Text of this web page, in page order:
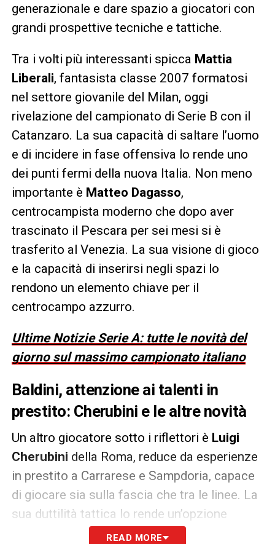
generazionale e dare spazio a giocatori con
grandi prospettive tecniche e tattiche.
Tra i volti più interessanti spicca Mattia
Liberali, fantasista classe 2007 formatosi
nel settore giovanile del Milan, oggi
rivelazione del campionato di Serie B con il
Catanzaro. La sua capacità di saltare l’uomo
e di incidere in fase offensiva lo rende uno
dei punti fermi della nuova Italia. Non meno
importante è Matteo Dagasso,
centrocampista moderno che dopo aver
trascinato il Pescara per sei mesi si è
trasferito al Venezia. La sua visione di gioco
e la capacità di inserirsi negli spazi lo
rendono un elemento chiave per il
centrocampo azzurro.
Ultime Notizie Serie A: tutte le novità del
giorno sul massimo campionato italiano
Baldini, attenzione ai talenti in
prestito: Cherubini e le altre novità
Un altro giocatore sotto i riflettori è Luigi
Cherubini della Roma, reduce da esperienze
in prestito a Carrarese e Sampdoria, capace
di giocare sia sulla fascia che tra le linee. La
sua duttilità tattica lo rende un’opzione
preziosa per Baldini, pronto a sfruttarne le
READ MORE